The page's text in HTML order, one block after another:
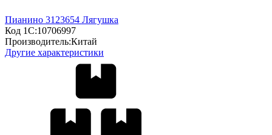
Пианино 3123654 Лягушка
Код 1С:10706997
Производитель:Китай
Другие характеристики